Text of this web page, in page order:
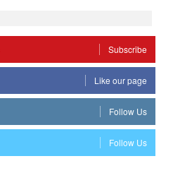
Subscribe
Like our page
Follow Us
Follow Us